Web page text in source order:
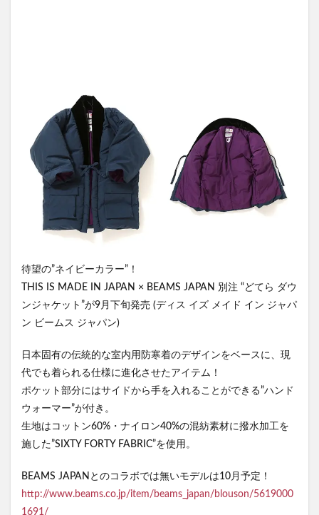
待望の”ネイビーカラー”！
THIS IS MADE IN JAPAN × BEAMS JAPAN 別注 “どてら ダウ
ンジャケット”が9月下旬発売 (ディス イズ メイド イン ジャパ
ン ビームス ジャパン)
日本固有の伝統的な室内用防寒着のデザインをベースに、現
代でも着られる仕様に進化させたアイテム！
ポケット部分にはサイドから手を入れることができる”ハンド
ウォーマー”が付き。
生地はコットン60%・ナイロン40%の混紡素材に撥水加工を
施した”SIXTY FORTY FABRIC”を使用。
BEAMS JAPANとのコラボでは無いモデルは10月予定！
http://www.beams.co.jp/item/beams_japan/blouson/5619000
1691/